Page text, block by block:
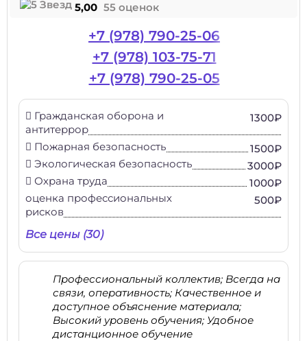
5,00 55 оценок
+7 (978) 790-25-06
+7 (978) 103-75-71
+7 (978) 790-25-05
 Гражданская оборона и
антитеррор
1300₽
 Пожарная безопасность
1500₽
 Экологическая безопасность
3000₽
 Охрана труда
1000₽
оценка профессиональных
рисков
500₽
Все цены (30)
Профессиональный коллектив; Всегда на
связи, оперативность; Качественное и
доступное объяснение материала;
Высокий уровень обучения; Удобное
дистанционное обучение